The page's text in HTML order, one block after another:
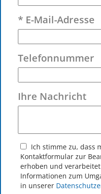
* E-Mail-Adresse
Telefonnummer
Ihre Nachricht
Ich stimme zu, dass
Kontakt­formular zur
erhoben und
Informationen zum
in unserer